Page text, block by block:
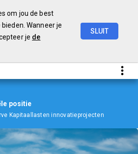
om jou de best
Wanneer je
je de
SLUIT
positie
Kapitaallasten innovatieprojecten